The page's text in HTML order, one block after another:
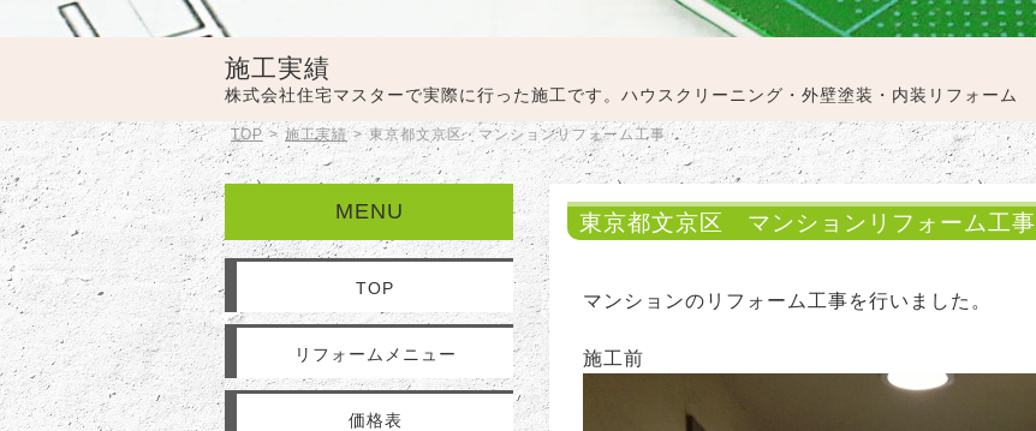
施工実績
株式会社住宅マスターで実際に行った施工です。ハウスクリーニング・外壁塗装・内装リフォーム
TOP > 施工実績 > 東京都文京区 マンションリフォーム工事
東京都文京区 マンションリフォーム工事
マンションのリフォーム工事を行いました。
施工前
MENU
TOP
リフォームメニュー
価格表